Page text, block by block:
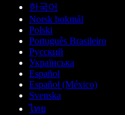
한국어
Norsk bokmål
Polski
Português Brasileiro
Русский
Українська
Español
Español (México)
Svenska
ไทย